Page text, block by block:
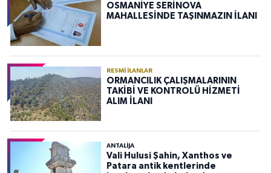
OSMANİYE SERİNOVA
MAHALLESİNDE TAŞINMAZIN İLANI
RESMI İLANLAR
ORMANCILIK ÇALIŞMALARININ
TAKİBİ VE KONTROLÜ HİZMETİ
ALIM İLANI
ANTALIJA
Vali Hulusi Şahin, Xanthos ve
Patara antik kentlerinde